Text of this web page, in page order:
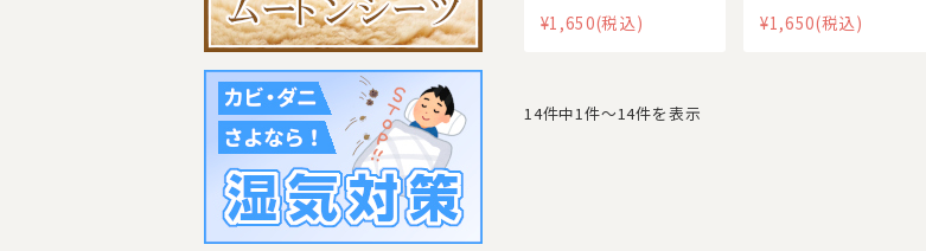
¥1,650(税込)
¥1,650(税込)
14件中1件〜14件を表示